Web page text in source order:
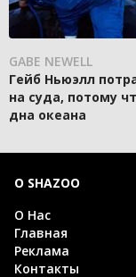
GABE NEWELL
Гейб Ньюэлл
на суда, потому
дна океана
О SHAZOO
О Нас
Главная
Реклама
Контакты